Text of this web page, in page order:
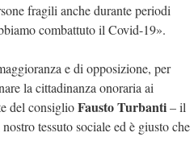
fragili anche durante periodi
combattuto il Covid-19».
e di opposizione, per
la cittadinanza onoraria ai
del consiglioFausto Turbanti– il
tessuto sociale ed è giusto che